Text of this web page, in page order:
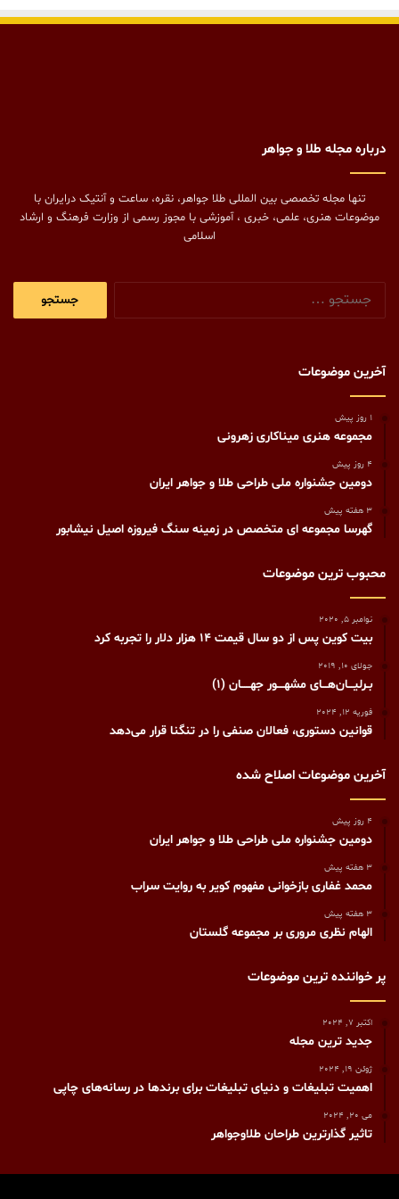
انار خانواده
گروه نشریات طلا و جواهر ایران
نمناک
هندوانه
درباره مجله طلا و جواهر
تنها مجله تخصصی بین المللی طلا جواهر، نقره، ساعت و آنتیک درایران با
موضوعات هنری، علمی، خبری ، آموزشی با مجوز رسمی از وزارت فرهنگ و ارشاد
اسلامی
آخرین موضوعات
1 روز پیش
مجموعه هنری میناکاری زهرونی
4 روز پیش
دومین جشنواره ملی طراحی طلا و جواهر ایران
3 هفته پیش
گهرسا مجموعه ای متخصص در زمینه سنگ فیروزه اصیل نیشابور
محبوب ترین موضوعات
نوامبر 5, 2020
بیت کوین پس از دو سال قیمت ۱۴ هزار دلار را تجربه کرد
جولای 10, 2019
بـرلیـــان‌هـــای مشهــــور جهـــــان (۱)
فوریه 12, 2024
قوانین دستوری، فعالان صنفی را در تنگنا قرار می‌دهد
آخرین موضوعات اصلاح شده
4 روز پیش
دومین جشنواره ملی طراحی طلا و جواهر ایران
3 هفته پیش
محمد غفاری بازخوانی مفهوم کویر به روایت سراب
3 هفته پیش
الهام نظری مروری بر مجموعه گلستان
پر خواننده ترین موضوعات
اکتبر 7, 2024
جدید ترین مجله
ژوئن 19, 2024
اهمیت تبلیغات و دنیای تبلیغات برای برندها در رسانه‌های چاپی
می 20, 2024
تاثیر گذارترین طراحان طلاوجواهر